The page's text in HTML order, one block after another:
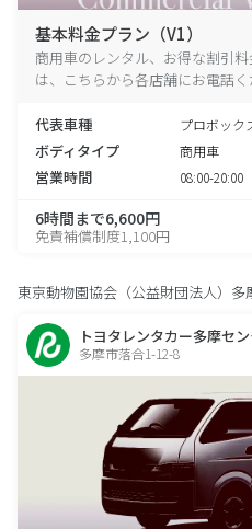
基本料金プラン（V1）
商用車のレンタル、お得な割引
は、こちらから各店舗にお電話く
代表車種 プロボック
ボディタイプ 商用車
営業時間 08:00-20:00
6時間まで6,600円
免責補償制度1,100円
東京動物園協会（公益財団法人）
トヨタレンタカー多摩セ
多摩市落合1-12-8